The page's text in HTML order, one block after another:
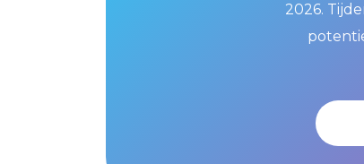
2026.